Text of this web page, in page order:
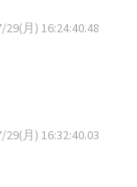
29(月) 16:24:40.48
29(月) 16:32:40.03